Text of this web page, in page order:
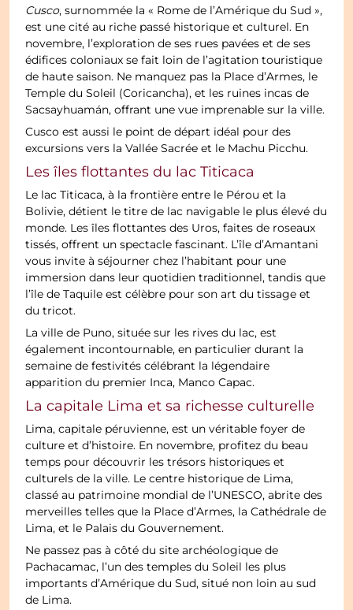
Cusco, surnommée la « Rome de l’Amérique du Sud »,
est une cité au riche passé historique et culturel. En
novembre, l’exploration de ses rues pavées et de ses
édifices coloniaux se fait loin de l’agitation touristique
de haute saison. Ne manquez pas la Place d’Armes, le
Temple du Soleil (Coricancha), et les ruines incas de
Sacsayhuamán, offrant une vue imprenable sur la ville.
Cusco est aussi le point de départ idéal pour des
excursions vers la Vallée Sacrée et le Machu Picchu.
Les îles flottantes du lac Titicaca
Le lac Titicaca, à la frontière entre le Pérou et la
Bolivie, détient le titre de lac navigable le plus élevé du
monde. Les îles flottantes des Uros, faites de roseaux
tissés, offrent un spectacle fascinant. L’île d’Amantani
vous invite à séjourner chez l’habitant pour une
immersion dans leur quotidien traditionnel, tandis que
l’île de Taquile est célèbre pour son art du tissage et
du tricot.
La ville de Puno, située sur les rives du lac, est
également incontournable, en particulier durant la
semaine de festivités célébrant la légendaire
apparition du premier Inca, Manco Capac.
La capitale Lima et sa richesse culturelle
Lima, capitale péruvienne, est un véritable foyer de
culture et d’histoire. En novembre, profitez du beau
temps pour découvrir les trésors historiques et
culturels de la ville. Le centre historique de Lima,
classé au patrimoine mondial de l’UNESCO, abrite des
merveilles telles que la Place d’Armes, la Cathédrale de
Lima, et le Palais du Gouvernement.
Ne passez pas à côté du site archéologique de
Pachacamac, l’un des temples du Soleil les plus
importants d’Amérique du Sud, situé non loin au sud
de Lima.